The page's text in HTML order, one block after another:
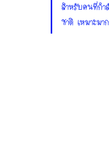
สำหรับคนที่กำ
ชาติ เหมาะมา